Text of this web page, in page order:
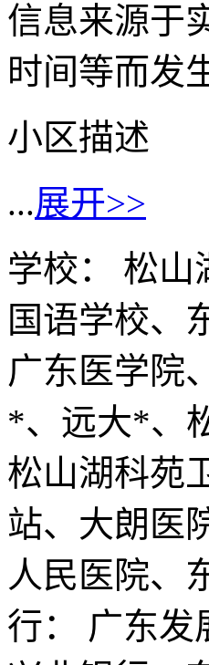
信息来源于
时间等而发
小区描述
...展开>>
学校： 松山
国语学校、
广东医学院
*、远大*、
松山湖科苑
站、大朗医
人民医院、
行： 广东发